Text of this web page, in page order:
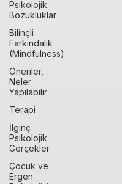
Yanlış
Bilinenler
Psikolojik
Bozukluklar
Farkındalık
(Mindfulness)
Öneriler,
Neler
Yapılabilir
Terapi
İlginç
Psikolojik
Gerçekler